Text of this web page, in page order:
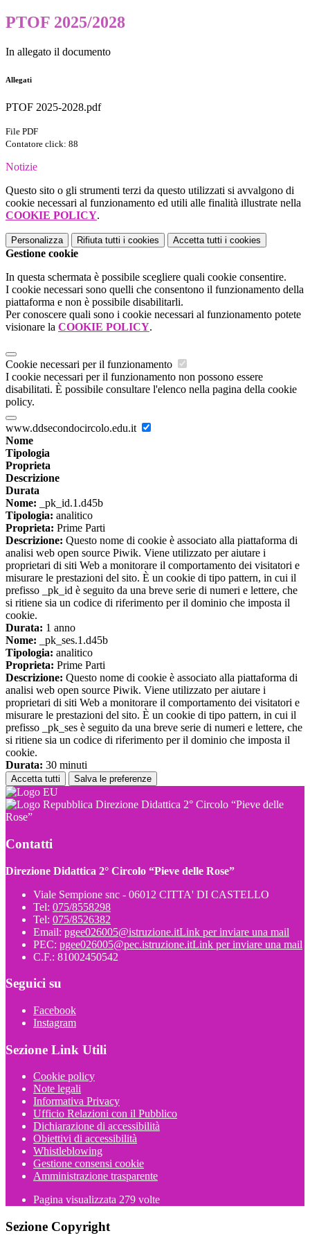
PTOF 2025/2028
In allegato il documento
Allegati
PTOF 2025-2028.pdf
File PDF
Contatore click: 88
Notizie
Questo sito o gli strumenti terzi da questo utilizzati si avvalgono di
cookie necessari al funzionamento ed utili alle finalità illustrate nella
COOKIE POLICY.
Personalizza Rifiuta tutti i cookies Accetta tutti i cookies
Gestione cookie
In questa schermata è possibile scegliere quali cookie consentire.
I cookie necessari sono quelli che consentono il funzionamento della
piattaforma e non è possibile disabilitarli.
Per conoscere quali sono i cookie necessari al funzionamento potete
visionare la COOKIE POLICY.
Cookie necessari per il funzionamento
I cookie necessari per il funzionamento non possono essere
disabilitati. È possibile consultare l'elenco nella pagina della cookie
policy.
www.ddsecondocircolo.edu.it
Nome
Tipologia
Proprieta
Descrizione
Durata
Nome: _pk_id.1.d45b
Tipologia: analitico
Proprieta: Prime Parti
Descrizione: Questo nome di cookie è associato alla piattaforma di
analisi web open source Piwik. Viene utilizzato per aiutare i
proprietari di siti Web a monitorare il comportamento dei visitatori e
misurare le prestazioni del sito. È un cookie di tipo pattern, in cui il
prefisso _pk_id è seguito da una breve serie di numeri e lettere, che
si ritiene sia un codice di riferimento per il dominio che imposta il
cookie.
Durata: 1 anno
Nome: _pk_ses.1.d45b
Tipologia: analitico
Proprieta: Prime Parti
Descrizione: Questo nome di cookie è associato alla piattaforma di
analisi web open source Piwik. Viene utilizzato per aiutare i
proprietari di siti Web a monitorare il comportamento dei visitatori e
misurare le prestazioni del sito. È un cookie di tipo pattern, in cui il
prefisso _pk_ses è seguito da una breve serie di numeri e lettere, che
si ritiene sia un codice di riferimento per il dominio che imposta il
cookie.
Durata: 30 minuti
Accetta tutti Salva le preferenze
Direzione Didattica 2° Circolo “Pieve delle
Rose”
Contatti
Direzione Didattica 2° Circolo “Pieve delle Rose”
Viale Sempione snc - 06012 CITTA' DI CASTELLO
Tel: 075/8558298
Tel: 075/8526382
Email: pgee026005@istruzione.itLink per inviare una mail
PEC: pgee026005@pec.istruzione.itLink per inviare una mail
C.F.: 81002450542
Seguici su
Facebook
Instagram
Sezione Link Utili
Cookie policy
Note legali
Informativa Privacy
Ufficio Relazioni con il Pubblico
Dichiarazione di accessibilità
Obiettivi di accessibilità
Whistleblowing
Gestione consensi cookie
Amministrazione trasparente
Pagina visualizzata 279 volte
Sezione Copyright